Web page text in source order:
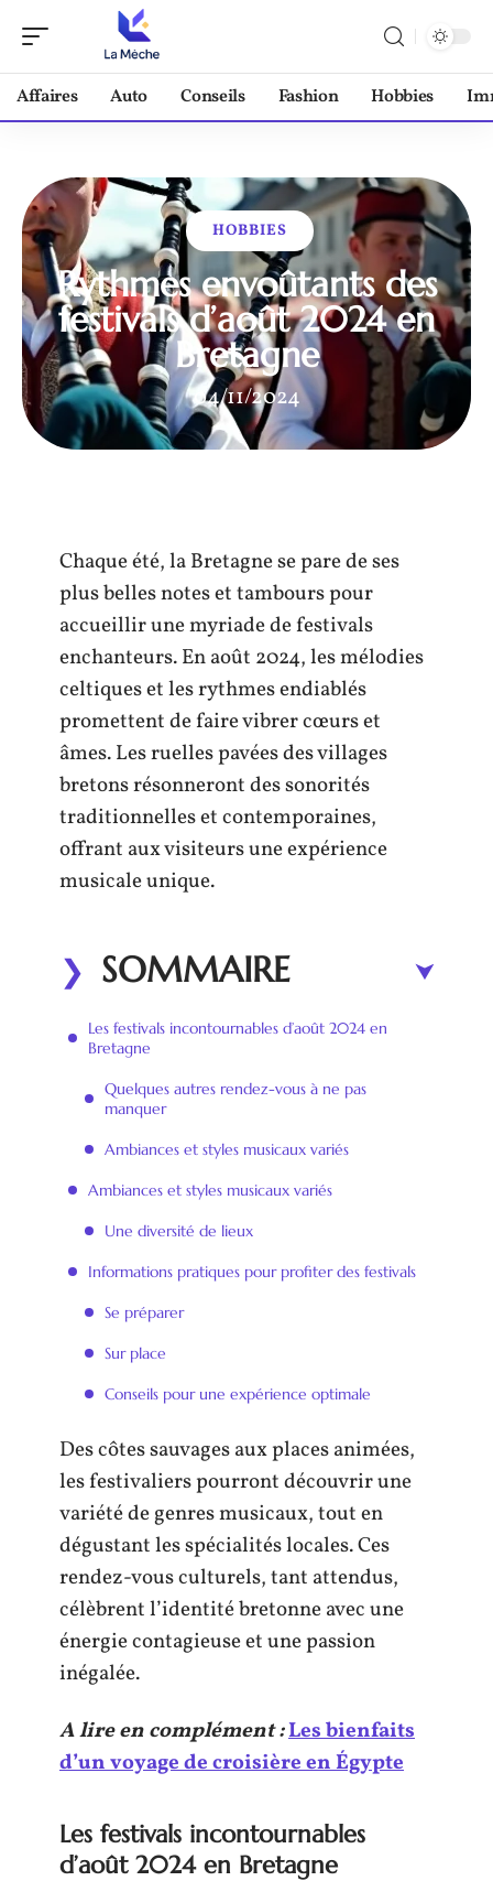
Affaires Auto Conseils Fashion Hobbies
HOBBIES
Rythmes envoûtants des
festivals d’août 2024 en
Bretagne
04/11/2024
Chaque été, la Bretagne se pare de ses
plus belles notes et tambours pour
accueillir une myriade de festivals
enchanteurs. En août 2024, les mélodies
celtiques et les rythmes endiablés
promettent de faire vibrer cœurs et
âmes. Les ruelles pavées des villages
bretons résonneront des sonorités
traditionnelles et contemporaines,
offrant aux visiteurs une expérience
musicale unique.
SOMMAIRE
Les festivals incontournables d’août 2024 en
Bretagne
Quelques autres rendez-vous à ne pas
manquer
Ambiances et styles musicaux variés
Ambiances et styles musicaux variés
Une diversité de lieux
Informations pratiques pour profiter des festivals
Se préparer
Sur place
Conseils pour une expérience optimale
Des côtes sauvages aux places animées,
les festivaliers pourront découvrir une
variété de genres musicaux, tout en
dégustant les spécialités locales. Ces
rendez-vous culturels, tant attendus,
célèbrent l’identité bretonne avec une
énergie contagieuse et une passion
inégalée.
A lire en complément :Les bienfaits
d’un voyage de croisière en Égypte
Les festivals incontournables
d’août 2024 en Bretagne